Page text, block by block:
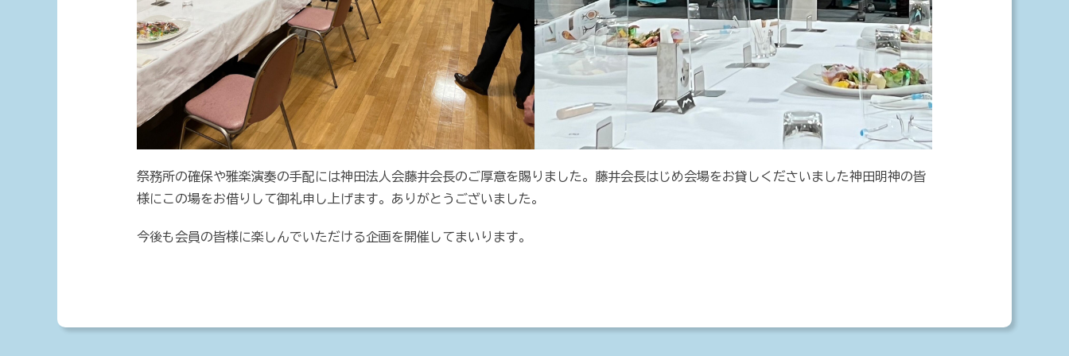
祭務所の確保や雅楽演奏の手配には神田法人会藤井会長のご厚意を賜りました。藤井会長はじめ会場をお貸しくださいました神田明神の皆
様にこの場をお借りして御礼申し上げます。ありがとうございました。
今後も会員の皆様に楽しんでいただける企画を開催してまいります。